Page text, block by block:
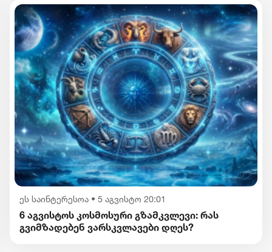
ეს საინტერესოა • 5 აგვისტო 20:01
6 აგვისტოს კოსმოსური გზამკვლევი: რას
გვიმზადებენ ვარსკვლავები დღეს?